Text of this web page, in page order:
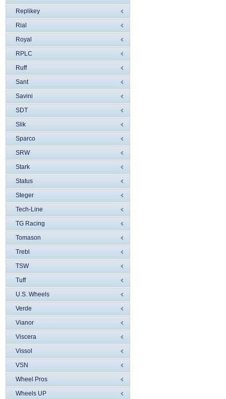
Replikey
Rial
Royal
RPLC
Ruff
Sant
Savini
SDT
Slik
Sparco
SRW
Stark
Status
Steger
Tech-Line
TG Racing
Tomason
Trebl
TSW
Tuff
U.S. Wheels
Verde
Vianor
Viscera
Vissol
VSN
Wheel Pros
Wheels UP